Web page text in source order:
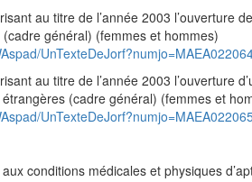
au titre de l’année 2003 l’ouverture
général) (femmes et hommes)
au titre de l’année 2003 l’ouverture
(cadre général) (femmes et
conditions médicales et physiques